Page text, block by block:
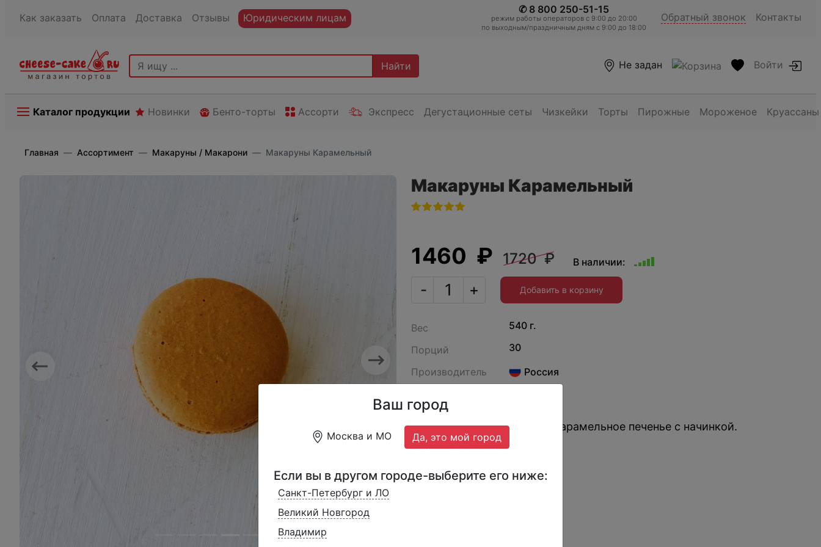
Как заказать Оплата Доставка Отзывы Юридическим лицам
✆ 8 800 250-51-15
режим работы операторов c 9:00 до 20:00
по выходным/праздничным дням с 9:00 до 18:00
Обратный звонок Контакты
Найти Не задан Войти
Каталог продукции Новинки Бенто-торты Ассорти Экспресс Дегустационные сеты Чизкейки Торты Пирожные Мороженое Круассаны
Ваш город
Москва и МО Да, это мой город
Если вы в другом городе-выберите его ниже:
Санкт-Петербург и ЛО
Великий Новгород
Владимир
Главная Ассортимент Макаруны / Макарони Макаруны Карамельный
Previous
Макаруны Карамельный
1460 ₽ 1720 ₽ В наличии:
- + Добавить в корзину
Вес
540 г.
Порций
30
Производитель
Россия
Французское миндальное карамельное печенье с начинкой.